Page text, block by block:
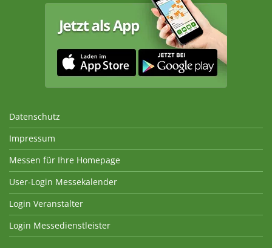
Datenschutz
Impressum
Messen für Ihre Homepage
User-Login Messekalender
Login Veranstalter
Login Messedienstleister